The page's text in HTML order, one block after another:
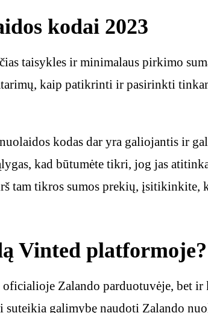
kodai 2023
taisykles ir minimalaus pirkimo
kaip patikrinti ir pasirinkti
kodas dar yra galiojantis ir
kad būtumėte tikri, jog jas
tam tikros sumos prekių, įsitikinkite,
Vinted platformoje?
Zalando parduotuvėje, bet ir
galimybę naudoti Zalando